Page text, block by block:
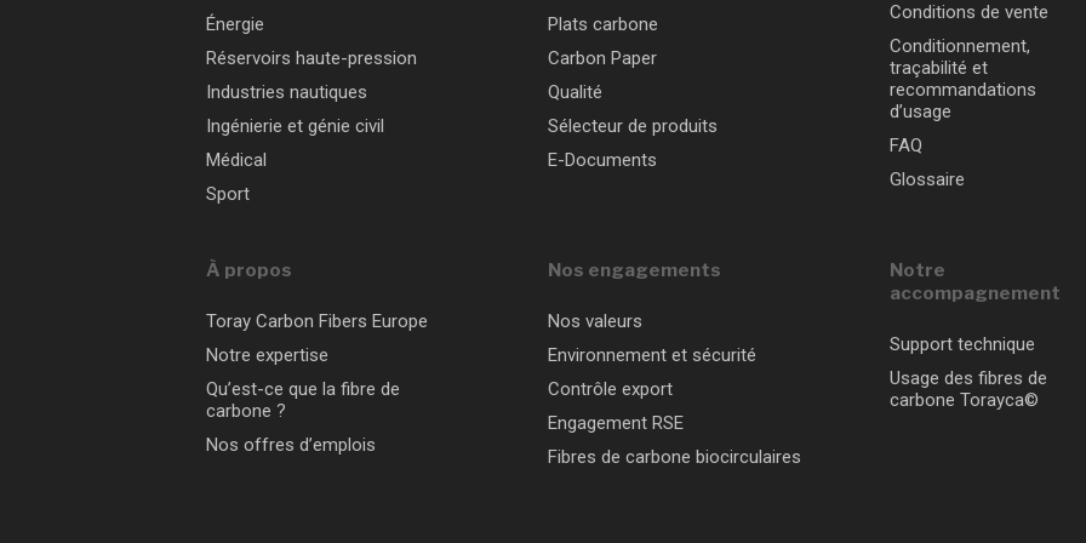
Énergie
Réservoirs haute-pression
Industries nautiques
Ingénierie et génie civil
Médical
Sport
Plats carbone
Carbon Paper
Qualité
Sélecteur de produits
E-Documents
Conditions de vente
Conditionnement,
traçabilité et
recommandations
d’usage
FAQ
Glossaire
À propos
Toray Carbon Fibers Europe
Notre expertise
Qu’est-ce que la fibre de
carbone ?
Nos offres d’emplois
Nos engagements
Nos valeurs
Environnement et sécurité
Contrôle export
Engagement RSE
Fibres de carbone biocirculaires
Notre
accompagnement
Support technique
Usage des fibres de
carbone Torayca©